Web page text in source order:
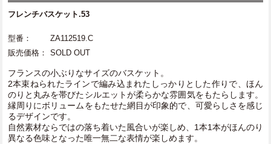
フレンチバスケット.53
型番：
ZA112519.C
販売価格：
SOLD OUT
フランスの小ぶりなサイズのバスケット。
2本束ねられたラインで編み込まれたしっかりとした作りで、ほん
のりと丸みを帯びたシルエットが柔らかな雰囲気をもたらします。
縁周りにボリュームをもたせた網目が印象的で、可愛らしさを感じ
るデザインです。
自然素材ならではの落ち着いた風合いが楽しめ、1本1本がほんのり
異なる色味となった唯一無二な表情が楽しめます。